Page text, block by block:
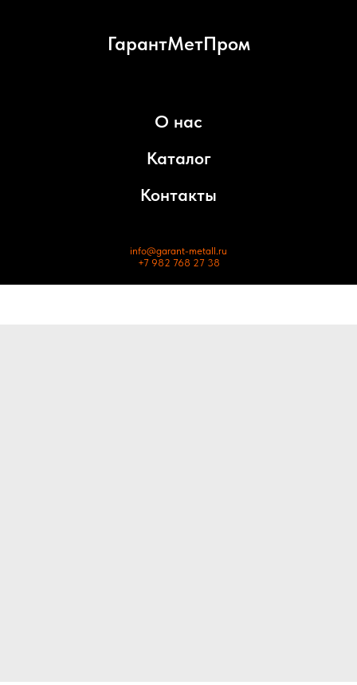
ГарантМетПром
О нас
Каталог
Контакты
info@garant-metall.ru
+7 982 768 27 38